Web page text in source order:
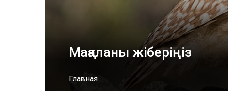
Мақаланы жіберіңіз
Главная